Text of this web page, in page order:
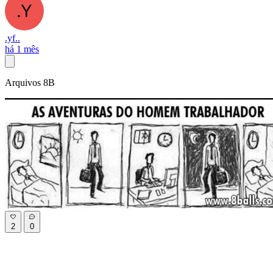
.yf..
há 1 mês
Arquivos 8B
2 0